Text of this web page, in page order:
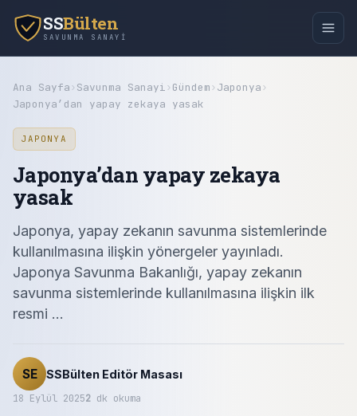
SSBülten
SAVUNMA SANAYI
Ana Sayfa› Savunma Sanayi› Gündem› Japonya›
Japonya’dan yapay zekaya yasak
JAPONYA
Japonya’dan yapay zekaya
yasak
Japonya, yapay zekanın savunma sistemlerinde
kullanılmasına ilişkin yönergeler yayınladı.
Japonya Savunma Bakanlığı, yapay zekanın
savunma sistemlerinde kullanılmasına ilişkin ilk
resmi ...
SE SSBülten Editör Masası
18 Eylül 20252 dk okuma